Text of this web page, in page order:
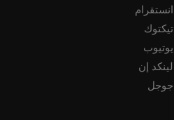
انستقرام
تيكتوك
يوتيوب
لينكد إن
جوجل